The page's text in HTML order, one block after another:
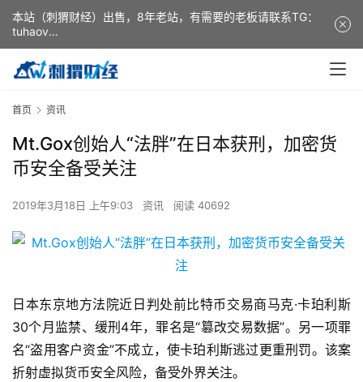
首页 资讯
Mt.Gox创始人“法胖”在日本获刑，加密货
币安全备受关注
2019年3月18日 上午9:03 资讯 阅读 40692
日本东京地方法院近日判处前比特币交易商马克·卡珀利斯
30个月监禁、缓刑4年，罪名是“篡改交易数据”。另一项罪
名“盗用客户资金”不成立，使卡珀利斯逃过更重刑罚。该案
折射虚拟货币安全风险，备受外界关注。
本站（刺猬财经）出售，8年老站，有需要的老板请联系TG：
tuhaov
This website (ciweicaijing) is for sale. It is a 8-year-old
website. If you need it, please contact TG: tuhaov